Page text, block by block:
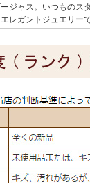
ジャス。いつものス
レガントジュエリーで